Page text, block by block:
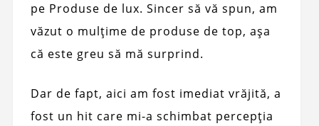
pe Produse de lux. Sincer să vă spun, am
văzut o mulțime de produse de top, așa
că este greu să mă surprind.
Dar de fapt, aici am fost imediat vrăjită, a
fost un hit care mi-a schimbat percepția